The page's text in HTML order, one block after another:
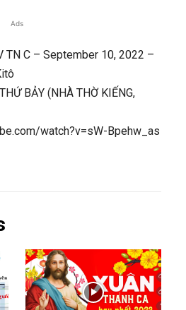
Ads
TN C – September 10, 2022 –
BẢY (NHÀ THỜ KIẾNG,
watch?v=sW-Bpehw_as